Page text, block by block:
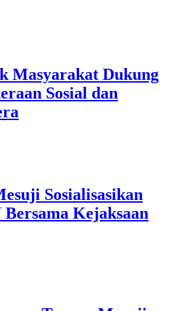
Masyarakat Dukung
Sosial dan
Sosialisasikan
Kejaksaan